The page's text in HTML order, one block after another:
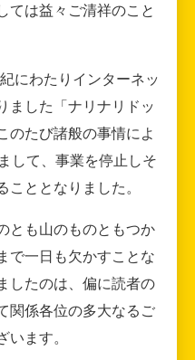
ては益々ご清祥のこと
にわたりインターネッ
ました「ナリナリドッ
のたび諸般の事情によ
して、事業を停止しそ
ととなりました。
とも山のものともつか
で一日も欠かすことな
したのは、偏に読者の
関係各位の多大なるご
ます。